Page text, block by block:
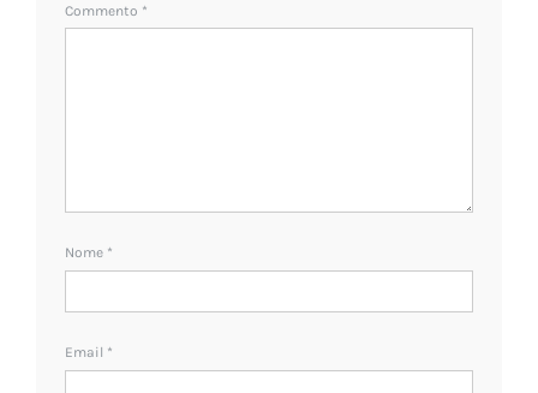
Commento *
Nome *
Email *